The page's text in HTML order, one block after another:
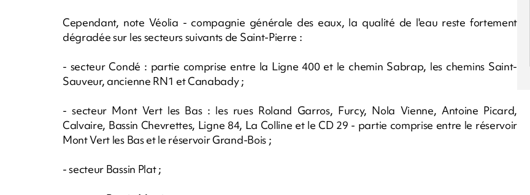
Cependant, note Véolia - compagnie générale des eaux, la qualité de l'eau reste fortement
dégradée sur les secteurs suivants de Saint-Pierre :
- secteur Condé : partie comprise entre la Ligne 400 et le chemin Sabrap, les chemins Saint-
Sauveur, ancienne RN1 et Canabady ;
- secteur Mont Vert les Bas : les rues Roland Garros, Furcy, Nola Vienne, Antoine Picard,
Calvaire, Bassin Chevrettes, Ligne 84, La Colline et le CD 29 - partie comprise entre le réservoir
Mont Vert les Bas et le réservoir Grand-Bois ;
- secteur Bassin Plat ;